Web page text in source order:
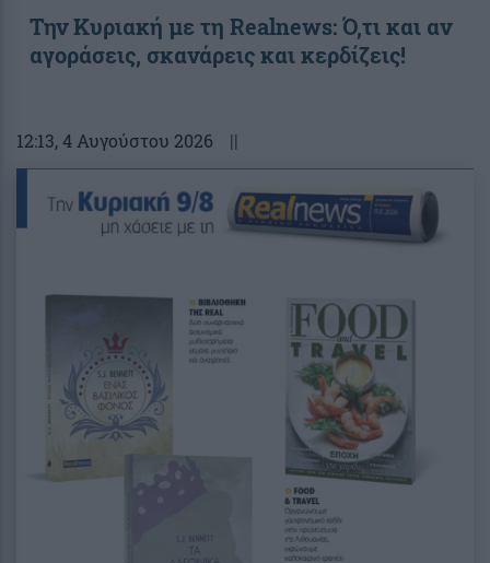
Την Κυριακή με τη Realnews: Ό,τι και αν
αγοράσεις, σκανάρεις και κερδίζεις!
12:13, 4 Αυγούστου 2026 ||